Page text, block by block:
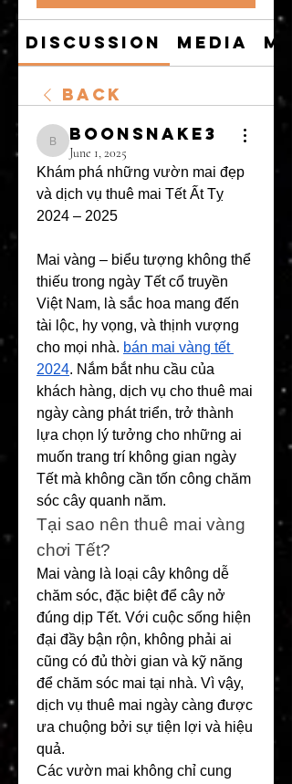
Discussion Media
Back
boonsnake3
boonsnake3
June 1, 2025
Khám phá những vườn mai đẹp
và dịch vụ thuê mai Tết Ất Tỵ
2024 – 2025
Mai vàng – biểu tượng không thể
thiếu trong ngày Tết cổ truyền
Việt Nam, là sắc hoa mang đến
tài lộc, hy vọng, và thịnh vượng
cho mọi nhà. bán mai vàng tết
2024. Nắm bắt nhu cầu của
khách hàng, dịch vụ cho thuê mai
ngày càng phát triển, trở thành
lựa chọn lý tưởng cho những ai
muốn trang trí không gian ngày
Tết mà không cần tốn công chăm
sóc cây quanh năm.
Tại sao nên thuê mai vàng
chơi Tết?
Mai vàng là loại cây không dễ
chăm sóc, đặc biệt để cây nở
đúng dịp Tết. Với cuộc sống hiện
đại đầy bận rộn, không phải ai
cũng có đủ thời gian và kỹ năng
để chăm sóc mai tại nhà. Vì vậy,
dịch vụ thuê mai ngày càng được
ưa chuộng bởi sự tiện lợi và hiệu
quả.
Các vườn mai không chỉ cung